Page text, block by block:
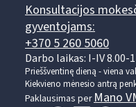
Konsultacijos
gyventojams:
+370 5 260 5060
Darbo laikas: I-IV 8.00-
Prieššventinę dieną - viena
Kiekvieno mėnesio antrą
Paklausimas perMano